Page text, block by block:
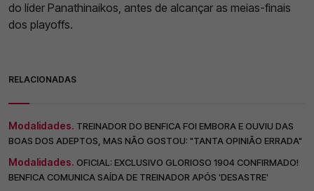
do líder Panathinaikos, antes de alcançar as meias-finais
dos playoffs.
RELACIONADAS
Modalidades. TREINADOR DO BENFICA FOI EMBORA E OUVIU DAS
BOAS DOS ADEPTOS, MAS NÃO GOSTOU: "TANTA OPINIÃO ERRADA"
Modalidades. OFICIAL: EXCLUSIVO GLORIOSO 1904 CONFIRMADO!
BENFICA COMUNICA SAÍDA DE TREINADOR APÓS 'DESASTRE'